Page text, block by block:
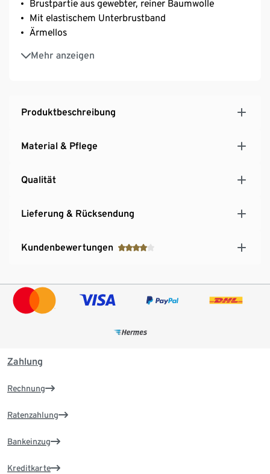
Brustpartie aus gewebter, reiner Baumwolle
Mit elastischem Unterbrustband
Ärmellos
Mehr anzeigen
Brustpartie in Wickeloptik mit V-Ausschnitt vorne
Produktbeschreibung
Material & Pflege
Qualität
Lieferung & Rücksendung
Kundenbewertungen
Zahlung
Rechnung
Ratenzahlung
Bankeinzug
Kreditkarte